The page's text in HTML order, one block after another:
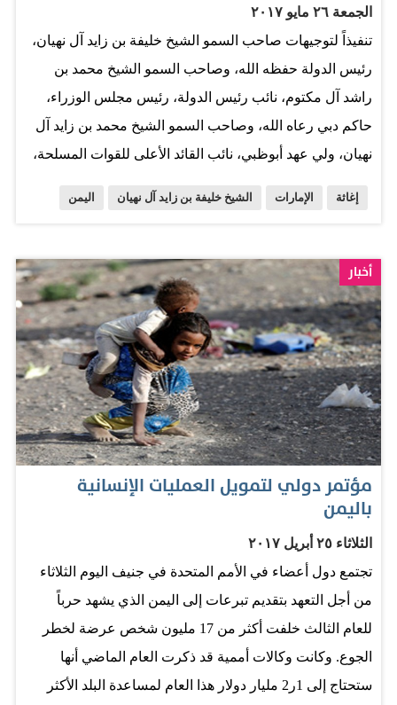
القيادة الرشيدة لتوفير الاحتياجات الغذائية للشعب الصومالي
الذي يعاني أوضاعاً إنسانية صعبة. وأضاف أن الباخرة أبحرت
في الفترة الماضية من ميناء الحمرية بدبي حتى وصلت اليوم
إلى ميناء بربرة شمال غرب الصومال، وسيباشر فريق الإغاثة
التابع لمؤسسة خليفة الإنسانية توزيع…
الجمعة ٢٦ مايو ٢٠١٧
تنفيذاً لتوجيهات صاحب السمو الشيخ خليفة بن زايد آل نهيان،
رئيس الدولة حفظه الله، وصاحب السمو الشيخ محمد بن
راشد آل مكتوم، نائب رئيس الدولة، رئيس مجلس الوزراء،
حاكم دبي رعاه الله، وصاحب السمو الشيخ محمد بن زايد آل
نهيان، ولي عهد أبوظبي، نائب القائد الأعلى للقوات المسلحة،
حملة إغاثية في عدد من المدن اليمنية. وتأتي هذه الحملة في
إطار الدور الإنساني والتنموي الفاعل، ومشاريع إعادة التأهيل
والبناء المتواصلة التي تقوم بها دولة الإمارات لدعم الأشقاء
اليمنيين، وتخفيف معاناتهم، اتساقاً مع النهج الإنساني والتنموي
للدولة، والحرص على إرساء أسس ودعائم التنمية والأمن
والاستقرار والسلام في اليمن. وسيتم خلال الحملة توزيع 75
ألفاً و600 سلة غذائية، و110 أطنان من التمور، و50 طناً من
السكر، و3 آلاف بطانية، وأدوية في كل من أبين وتعز، ولحج
والظالع، وحضرموت وشبوة، ومأرب وسقطرى. وأكد سمو
الشيخ حمدان بن زايد آل نهيان، أن دولة الإمارات بفضل
قيادتها الرشيدة، تمضي قدماً في تنفيذ مبادراتها التنموية
والإنسانية، لتخفيف المعاناة على الساحة اليمنية، موضحاً أن
تقديم هذه المساعدات الخارجية المكثّفة لليمن الشقيق، تأتي
في إطار الاستجابة الإنسانية والتنموية لدولة الإمارات تجاه
الأزمة…
إغاثة الإمارات الشيخ خليفة بن زايد آل نهيان اليمن
أخبار
مؤتمر دولي لتمويل العمليات الإنسانية
باليمن
الثلاثاء ٢٥ أبريل ٢٠١٧
تجتمع دول أعضاء في الأمم المتحدة في جنيف اليوم الثلاثاء
من أجل التعهد بتقديم تبرعات إلى اليمن الذي يشهد حرباً
للعام الثالث خلفت أكثر من 17 مليون شخص عرضة لخطر
الجوع. وكانت وكالات أممية قد ذكرت العام الماضي أنها
ستحتاج إلى 1ر2 مليار دولار هذا العام لمساعدة البلد الأكثر